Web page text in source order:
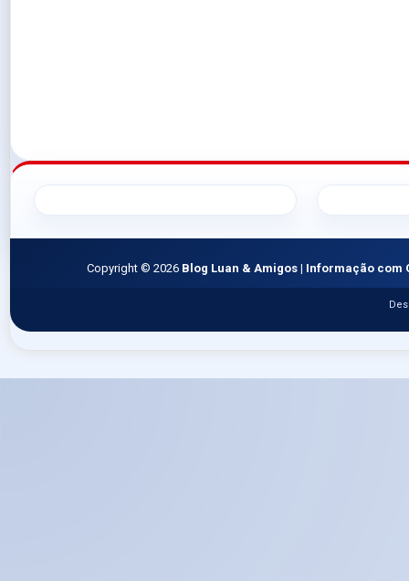
Copyright © 2026 Blog Luan & Amigos | Informação